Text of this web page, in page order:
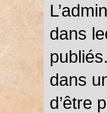
dans
dans
d’être